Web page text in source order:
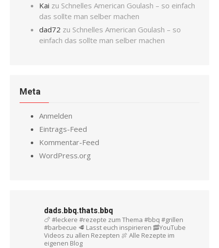
Kai zu Schnelles American Goulash – so einfach
das sollte man selber machen
dad72 zu Schnelles American Goulash – so
einfach das sollte man selber machen
Meta
Anmelden
Eintrags-Feed
Kommentar-Feed
WordPress.org
dads.bbq.thats.bbq
🍗 #leckere #rezepte zum Thema #bbq #grillen
#barbecue 🥩 Lasst euch inspirieren 🥓YouTube
Videos zu allen Rezepten 🍖 Alle Rezepte im
eigenen Blog